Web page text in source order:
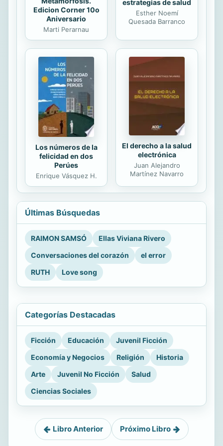
Edicion Corner 10o
Aniversario
Marti Perarnau
estrategias de salud
Esther Noemí
Quesada Barranco
Los números de la
felicidad en dos
Perúes
Enrique Vásquez H.
El derecho a la salud
electrónica
Juan Alejandro
Martínez Navarro
Últimas Búsquedas
RAIMON SAMSÓ
Ellas Viviana Rivero
Conversaciones del corazón
el error
RUTH
Love song
Categorías Destacadas
Ficción Educación
Juvenil Ficción
Economía y Negocios
Religión
Historia
Arte
Juvenil No Ficción
Salud
Ciencias Sociales
Libro Anterior Próximo Libro